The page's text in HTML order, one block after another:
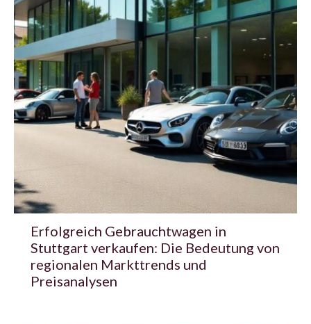
Erfolgreich Gebrauchtwagen in
Stuttgart verkaufen: Die Bedeutung von
regionalen Markttrends und
Preisanalysen